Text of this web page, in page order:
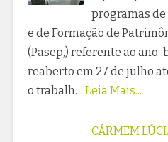
programas de
e de Formação de
(Pasep,) referente ao ano-
reaberto em 27 de julho
o trabalh… Leia Mais...
CÁRMEM